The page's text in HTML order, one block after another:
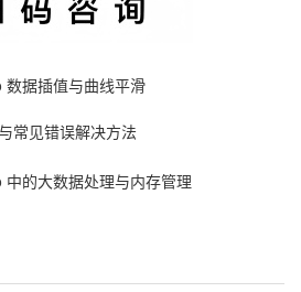
数据插值与曲线平滑
常见错误解决方法
的大数据处理与内存管理